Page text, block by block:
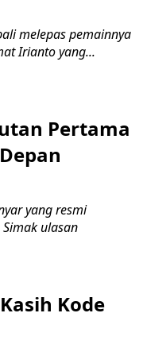
melepas pemainnya
Irianto yang...
Pertama
yang resmi
ulasan
Kode